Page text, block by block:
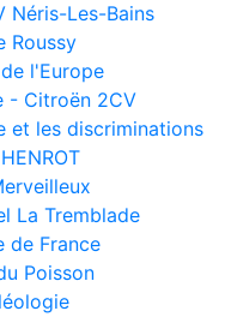
Néris-Les-Bains
Roussy
l'Europe
- Citroën 2CV
et les discriminations
La Tremblade
de France
Poisson